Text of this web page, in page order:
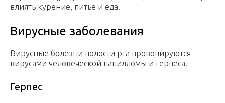
влиять курение, питьё и еда.
Вирусные заболевания
Вирусные болезни полости рта провоцируются
вирусами человеческой папилломы и герпеса.
Герпес